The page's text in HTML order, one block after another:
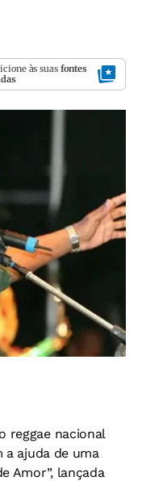
às suas fontes
reggae nacional
a ajuda de uma
Amor”, lançada